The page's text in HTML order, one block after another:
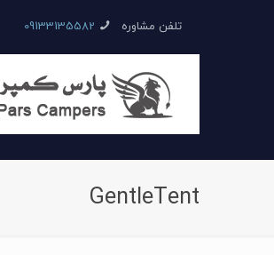
تلفن مشاوره 09133135582
GentleTent